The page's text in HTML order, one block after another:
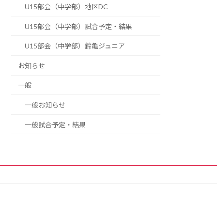
U15部会（中学部）地区DC
U15部会（中学部）試合予定・結果
U15部会（中学部）鈴亀ジュニア
お知らせ
一般
一般お知らせ
一般試合予定・結果